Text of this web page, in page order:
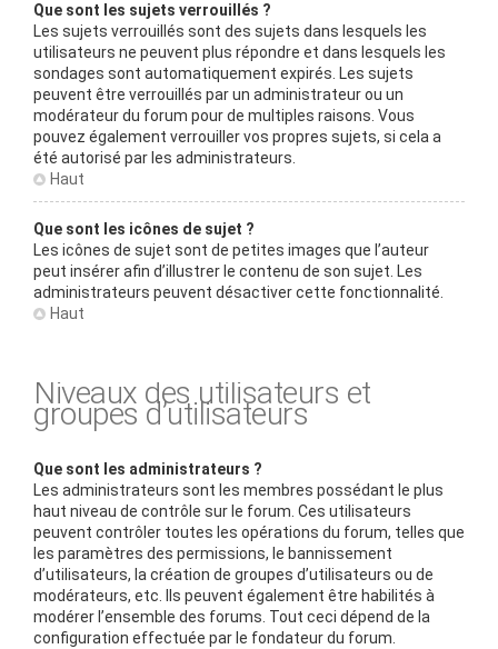
Que sont les sujets verrouillés ?
Les sujets verrouillés sont des sujets dans lesquels les
utilisateurs ne peuvent plus répondre et dans lesquels les
sondages sont automatiquement expirés. Les sujets
peuvent être verrouillés par un administrateur ou un
modérateur du forum pour de multiples raisons. Vous
pouvez également verrouiller vos propres sujets, si cela a
été autorisé par les administrateurs.
Haut
Que sont les icônes de sujet ?
Les icônes de sujet sont de petites images que l’auteur
peut insérer afin d’illustrer le contenu de son sujet. Les
administrateurs peuvent désactiver cette fonctionnalité.
Haut
Niveaux des utilisateurs et
groupes d’utilisateurs
Que sont les administrateurs ?
Les administrateurs sont les membres possédant le plus
haut niveau de contrôle sur le forum. Ces utilisateurs
peuvent contrôler toutes les opérations du forum, telles que
les paramètres des permissions, le bannissement
d’utilisateurs, la création de groupes d’utilisateurs ou de
modérateurs, etc. Ils peuvent également être habilités à
modérer l’ensemble des forums. Tout ceci dépend de la
configuration effectuée par le fondateur du forum.